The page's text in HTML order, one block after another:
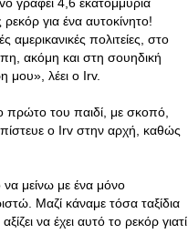
ρεκόρ για ένα αυτοκίνητο!
αμερικανικές πολιτείες, στο
ακόμη και στη σουηδική
μου», λέει ο Irv.
πρώτο του παιδί, με σκοπό,
ο Irv στην αρχή, καθώς
μείνω με ένα μόνο
Μαζί κάναμε τόσα ταξίδια
να έχει αυτό το ρεκόρ γιατί